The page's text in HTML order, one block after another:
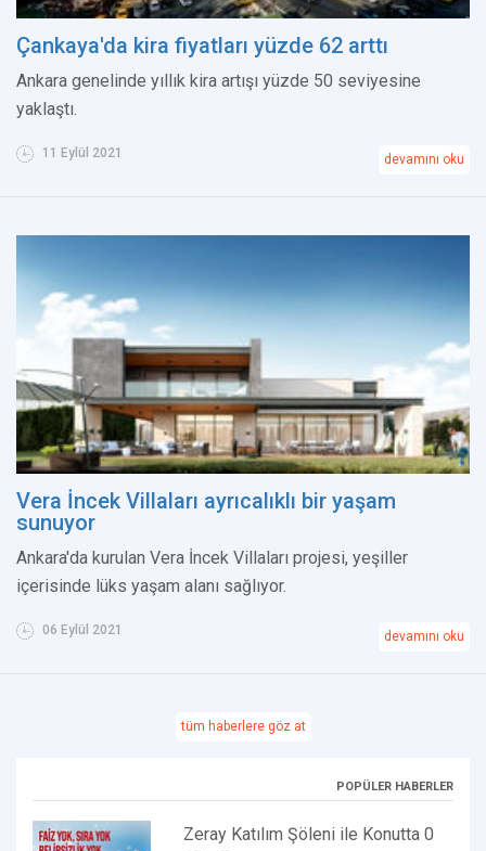
Çankaya'da kira fiyatları yüzde 62 arttı
Ankara genelinde yıllık kira artışı yüzde 50 seviyesine
yaklaştı.
11 Eylül 2021 devamını oku
Vera İncek Villaları ayrıcalıklı bir yaşam
sunuyor
Ankara'da kurulan Vera İncek Villaları projesi, yeşiller
içerisinde lüks yaşam alanı sağlıyor.
06 Eylül 2021 devamını oku
tüm haberlere göz at
POPÜLER HABERLER
Zeray Katılım Şöleni ile Konutta 0